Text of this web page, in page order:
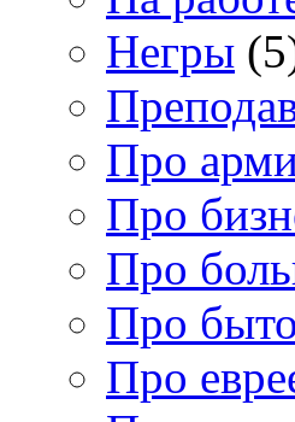
Негры
Про
Про
Про
Про
Про